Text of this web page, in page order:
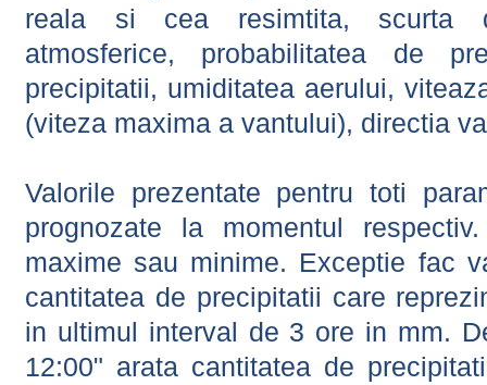
reala si cea resimtita, scurta
atmosferice, probabilitatea de
precipitatii, umiditatea aerului,
(viteza maxima a vantului), directia
Valorile prezentate pentru toti
prognozate la momentul
maxime sau minime. Exceptie fac
cantitatea de precipitatii care
in ultimul interval de 3 ore in mm.
12:00" arata cantitatea de